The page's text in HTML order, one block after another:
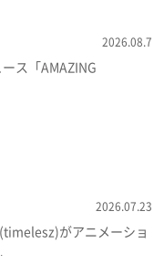
2026.08.7
ス「AMAZING
2026.07.23
がアニメーショ